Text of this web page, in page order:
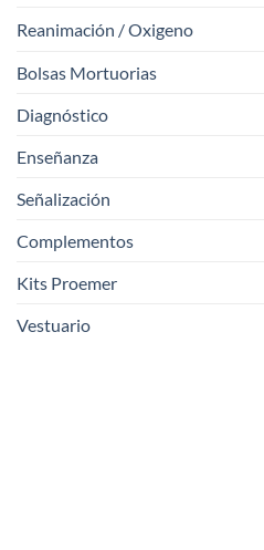
Reanimación / Oxigeno
Bolsas Mortuorias
Diagnóstico
Enseñanza
Señalización
Complementos
Kits Proemer
Vestuario